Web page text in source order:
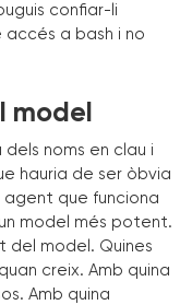
confiar-li
a bash i no
model
noms en clau i
hauria de ser òbvia
que funciona
model més potent.
del model. Quines
creix. Amb quina
Amb quina